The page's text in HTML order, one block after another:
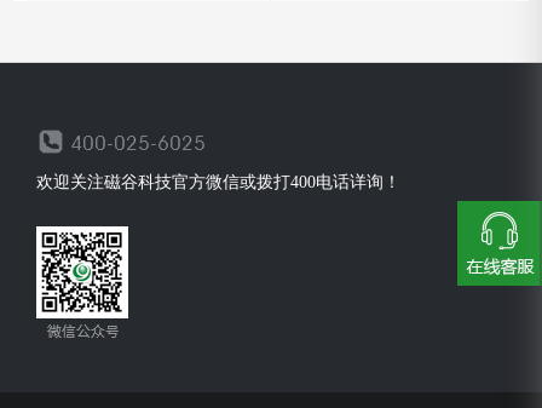
欢迎关注磁谷科技官方微信或拨打400电话详询！